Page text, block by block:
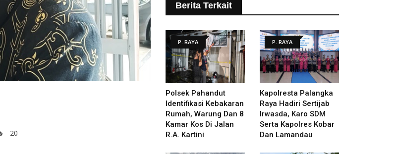
20
Berita Terkait
P. RAYA
Polsek Pahandut
Identifikasi Kebakaran
Rumah, Warung Dan 8
Kamar Kos Di Jalan
R.A. Kartini
P. RAYA
Kapolresta Palangka
Raya Hadiri Sertijab
Irwasda, Karo SDM
Serta Kapolres Kobar
Dan Lamandau